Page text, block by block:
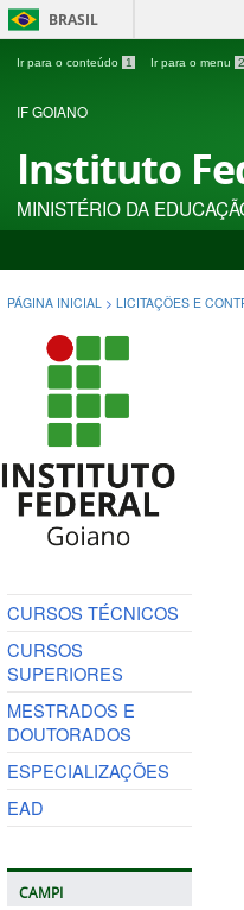
BRASIL
Ir para o conteúdo 1 Ir para o menu 2
IF GOIANO
Instituto
MINISTÉRIO DA
PÁGINA INICIAL > LICITAÇÕES E
CURSOS TÉCNICOS
CURSOS
SUPERIORES
MESTRADOS E
DOUTORADOS
ESPECIALIZAÇÕES
EAD
CAMPI